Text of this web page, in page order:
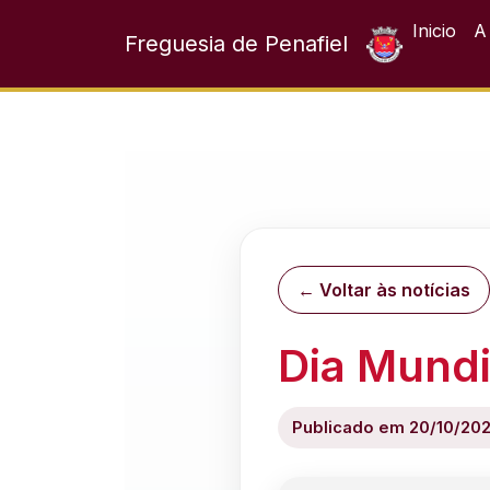
Freguesia de Penafiel Inicio
← Voltar às notícias
Dia
Publicado em 20/10/